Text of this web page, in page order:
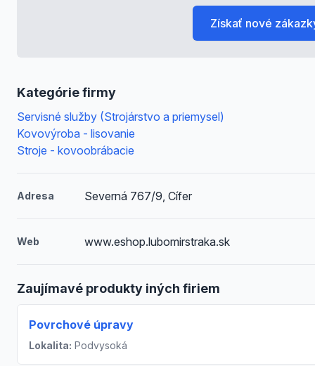
Kategórie firmy
Servisné služby (Strojárstvo a priemysel)
Kovovýroba - lisovanie
Stroje - kovoobrábacie
Adresa Severná 767/9, Cífer
Web www.eshop.lubomirstraka.sk
Zaujímavé produkty iných firiem
Povrchové úpravy
Lokalita: Podvysoká
Získať nové